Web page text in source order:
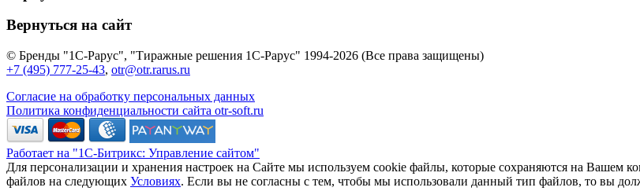
Вернуться на сайт
© Бренды "1С-Рарус", "Тиражные решения 1С-Рарус" 1994-2026 (Все права защищены)
+7 (495) 777-25-43, otr@otr.rarus.ru
Согласие на обработку персональных данных
Политика конфиденциальности сайта otr-soft.ru
Работает на "1С-Битрикс: Управление сайтом"
Для персонализации и хранения настроек на Сайте мы используем cookie файлы, которые сохраняются на Вашем
файлов на следующих Условиях. Если вы не согласны с тем, чтобы мы использовали данный тип файлов, то вы